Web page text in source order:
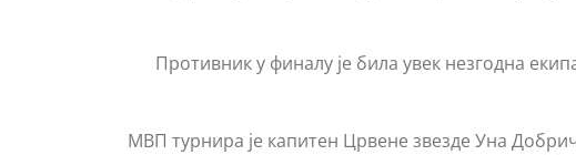
Противник у финалу је била увек незгодна
МВП турнира је капитен Црвене звезде Уна